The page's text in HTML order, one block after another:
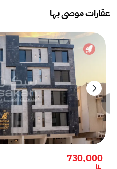
عقارات موصى بها
730,000